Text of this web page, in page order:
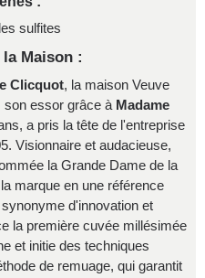
sulfites
Maison :
Clicquot, la maison Veuve
son essor grâce à Madame
a pris la tête de l'entreprise
Visionnaire et audacieuse,
la Grande Dame de la
marque en une référence
d'innovation et
la première cuvée millésimée
et initie des techniques
de remuage, qui garantit